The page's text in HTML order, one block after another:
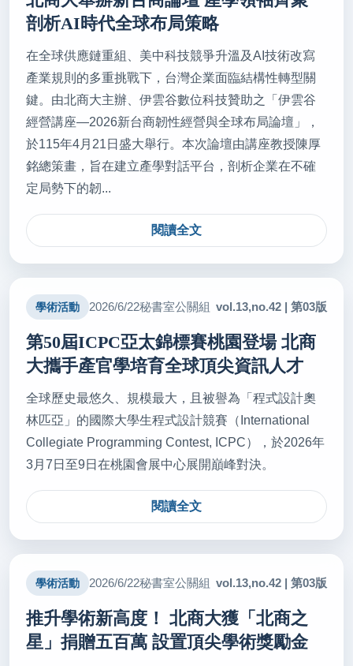
剖析AI時代全球布局策略
在全球供應鏈重組、美中科技競爭升溫及AI技術改寫
產業規則的多重挑戰下，台灣企業面臨結構性轉型關
鍵。由北商大主辦、伊雲谷數位科技贊助之「伊雲谷
經營講座—2026新台商韌性經營與全球布局論壇」，
於115年4月21日盛大舉行。本次論壇由講座教授陳厚
銘總策畫，旨在建立產學對話平台，剖析企業在不確
定局勢下的韌...
閱讀全文
學術活動 2026/6/22秘書室公關組 vol.13,no.42 | 第03版
第50屆ICPC亞太錦標賽桃園登場 北商
大攜手產官學培育全球頂尖資訊人才
全球歷史最悠久、規模最大，且被譽為「程式設計奧
林匹亞」的國際大學生程式設計競賽（International
Collegiate Programming Contest, ICPC），於2026年
3月7日至9日在桃園會展中心展開巔峰對決。
閱讀全文
學術活動 2026/6/22秘書室公關組 vol.13,no.42 | 第03版
推升學術新高度！ 北商大獲「北商之
星」捐贈五百萬 設置頂尖學術獎勵金